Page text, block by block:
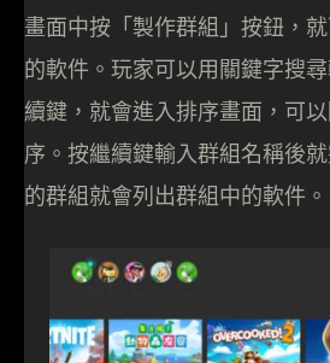
畫面中按「製作群組」按鈕，
的軟件。玩家可以用關鍵字搜
續鍵，就會進入排序畫面，可
序。按繼續鍵輸入群組名稱後
的群組就會列出群組中的軟件。